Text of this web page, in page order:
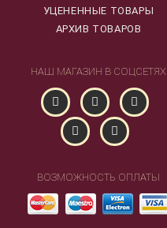
УЦЕНЕННЫЕ ТОВАРЫ
АРХИВ ТОВАРОВ
НАШ МАГАЗИН В СОЦСЕТЯХ
ВОЗМОЖНОСТЬ ОПЛАТЫ